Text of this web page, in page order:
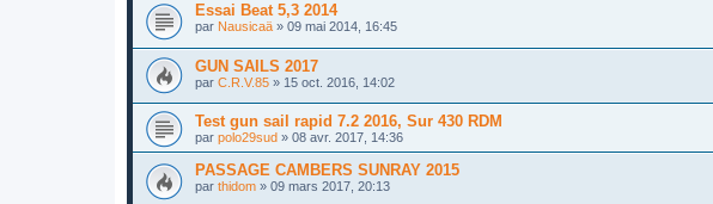
Essai Beat 5,3 2014
par Nausicaä » 09 mai 2014, 16:45
GUN SAILS 2017
par C.R.V.85 » 15 oct. 2016, 14:02
Test gun sail rapid 7.2 2016, Sur 430 RDM
par polo29sud » 08 avr. 2017, 14:36
PASSAGE CAMBERS SUNRAY 2015
par thidom » 09 mars 2017, 20:13